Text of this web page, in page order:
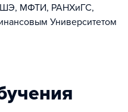
МФТИ, РАНХиГС,
Университетом